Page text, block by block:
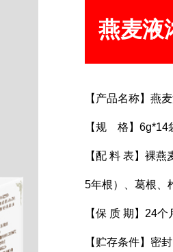
燕麦液
【产品名称】燕
【规 格】6g*14
【配 料 表】裸
5年根）、葛根、
【保 质 期】24个
【贮存条件】密